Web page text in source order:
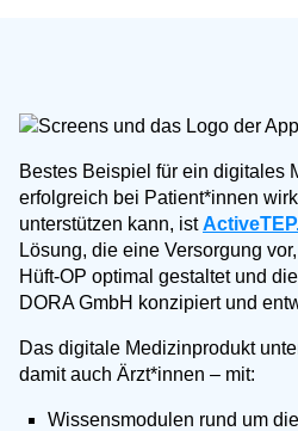
Bestes Beispiel für ein digitales
erfolgreich bei Patient*innen
unterstützen kann, ist
Lösung, die eine Versorgung
Hüft-OP optimal gestaltet und
DORA GmbH konzipiert und
Das digitale Medizinprodukt
damit auch Ärzt*innen – mit:
Wissensmodulen rund um